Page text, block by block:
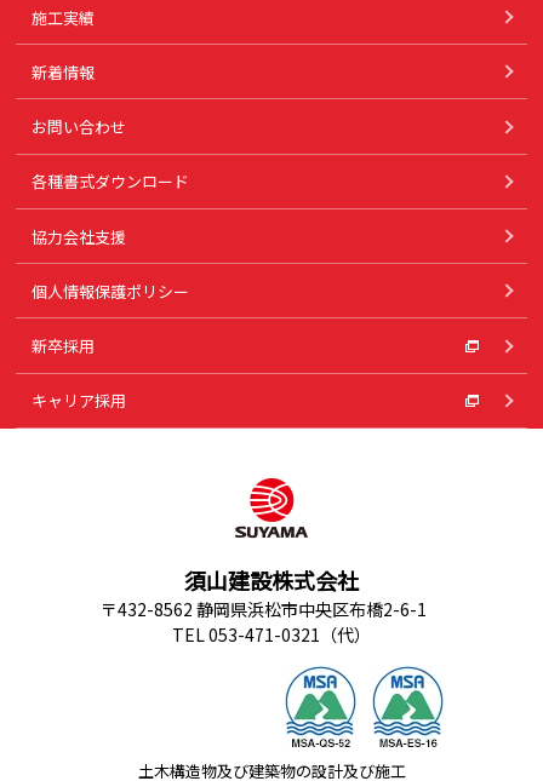
施工実績
新着情報
お問い合わせ
各種書式ダウンロード
協力会社支援
個人情報保護ポリシー
新卒採用
キャリア採用
須山建設株式会社
〒432-8562 静岡県浜松市中央区布橋2-6-1
TEL 053-471-0321（代）
土木構造物及び建築物の設計及び施工